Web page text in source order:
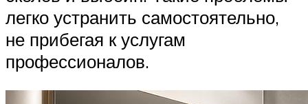
легко устранить самостоятельно,
не прибегая к услугам
профессионалов.